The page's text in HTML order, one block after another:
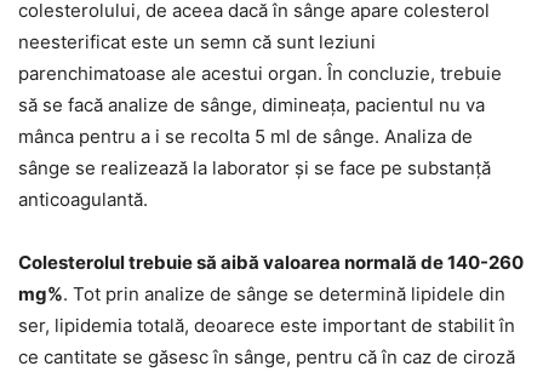
colesterolului, de aceea dacă în sânge apare colesterol
neesterificat este un semn că sunt leziuni
parenchimatoase ale acestui organ. În concluzie, trebuie
să se facă analize de sânge, dimineaţa, pacientul nu va
mânca pentru a i se recolta 5 ml de sânge. Analiza de
sânge se realizează la laborator şi se face pe substanţă
anticoagulantă.
Colesterolul trebuie să aibă valoarea normală de 140-260
mg%. Tot prin analize de sânge se determină lipidele din
ser, lipidemia totală, deoarece este important de stabilit în
ce cantitate se găsesc în sânge, pentru că în caz de ciroză